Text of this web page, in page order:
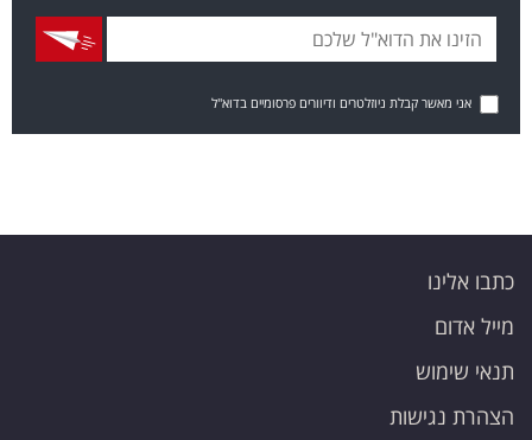
אני מאשר קבלת ניוזלטרים ודיוורים פרסומיים בדוא"ל
כתבו אלינו
מייל אדום
תנאי שימוש
הצהרת נגישות